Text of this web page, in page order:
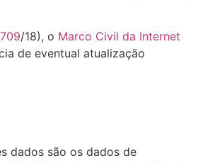
/18), o Marco Civil da Internet
de eventual atualização
dados são os dados de